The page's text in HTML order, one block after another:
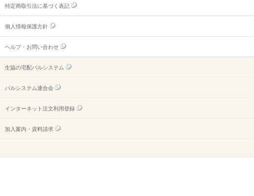
特定商取引法に基づく表記
個人情報保護方針
ヘルプ・お問い合わせ
生協の宅配パルシステム
パルシステム連合会
インターネット注文利用登録
加入案内・資料請求